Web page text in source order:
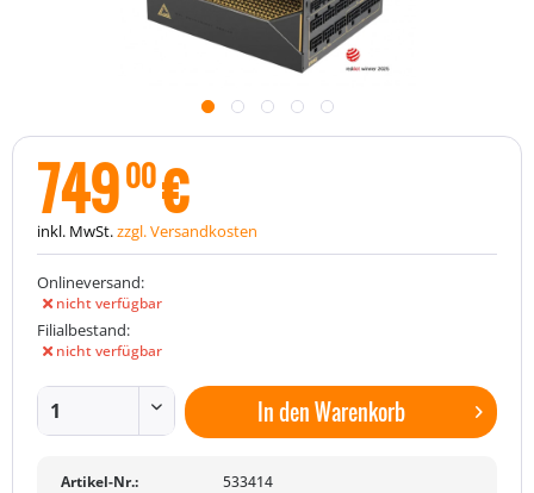
74900€
inkl. MwSt.zzgl. Versandkosten
Onlineversand:
nicht verfügbar
Filialbestand:
nicht verfügbar
In denWarenkorb
Artikel-Nr.:
533414